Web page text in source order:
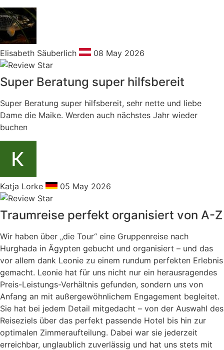
Elisabeth Säuberlich 08 May 2026
Super Beratung super hilfsbereit
Super Beratung super hilfsbereit, sehr nette und liebe
Dame die Maike. Werden auch nächstes Jahr wieder
buchen
Katja Lorke 05 May 2026
Traumreise perfekt organisiert von A-Z
Wir haben über „die Tour“ eine Gruppenreise nach
Hurghada in Ägypten gebucht und organisiert – und das
vor allem dank Leonie zu einem rundum perfekten Erlebnis
gemacht. Leonie hat für uns nicht nur ein herausragendes
Preis-Leistungs-Verhältnis gefunden, sondern uns von
Anfang an mit außergewöhnlichem Engagement begleitet.
Sie hat bei jedem Detail mitgedacht – von der Auswahl des
Reiseziels über das perfekt passende Hotel bis hin zur
optimalen Zimmeraufteilung. Dabei war sie jederzeit
erreichbar, unglaublich zuverlässig und hat uns stets mit